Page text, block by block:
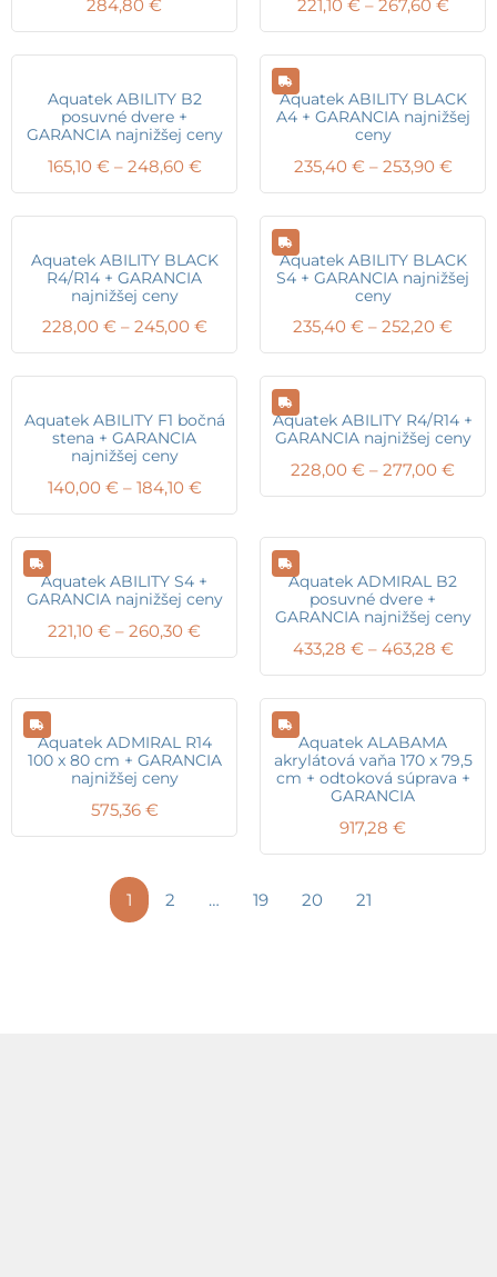
284,80 € 221,10 € – 267,60 €
Aquatek ABILITY B2
posuvné dvere +
GARANCIA najnižšej ceny
165,10 € – 248,60 €Price
range:
165,10 €
248,60 €
Aquatek ABILITY BLACK
A4 + GARANCIA najnižšej
ceny
235,40 € – 253,90 €Price
Aquatek ABILITY BLACK
R4/R14 + GARANCIA
najnižšej ceny
228,00 € – 245,00 €Price
range:
228,00 €
through
245,00 €
Aquatek ABILITY BLACK
S4 + GARANCIA najnižšej
ceny
235,40 € – 252,20 €
Aquatek ABILITY F1 bočná
stena + GARANCIA
najnižšej ceny
140,00 € – 184,10 €Price
range:
140,00 €
184,10 €
Aquatek ABILITY R4/R14 +
GARANCIA najnižšej ceny
228,00 € – 277,00 €
Aquatek ABILITY S4 +
GARANCIA najnižšej ceny
221,10 € – 260,30 €
range:
221,10 €
through
Aquatek ADMIRAL B2
posuvné dvere +
GARANCIA najnižšej ceny
433,28 € – 463,28 €Price
Aquatek ADMIRAL R14
100 x 80 cm + GARANCIA
najnižšej ceny
575,36 €
Aquatek ALABAMA
akrylátová vaňa 170 x 79,5
cm + odtoková súprava +
GARANCIA
917,28 €
1 2 … 19 20 21